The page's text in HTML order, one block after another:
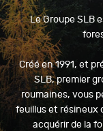
Le Groupe SLB
Créé en 1991, et
SLB, premier
roumaines, vous
feuillus et résineux
acquérir de la